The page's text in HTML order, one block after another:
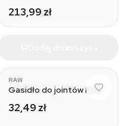
213,99 zł
RAW
Gasidło do jointów RAW
32,49 zł